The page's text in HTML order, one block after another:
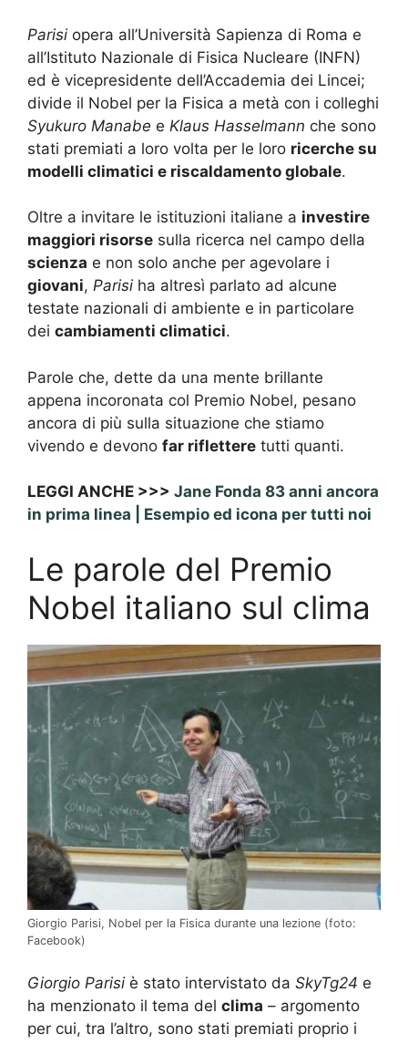
Parisi opera all’Università Sapienza di Roma e
all’Istituto Nazionale di Fisica Nucleare (INFN)
ed è vicepresidente dell’Accademia dei Lincei;
divide il Nobel per la Fisica a metà con i colleghi
Syukuro Manabe e Klaus Hasselmann che sono
stati premiati a loro volta per le loro ricerche su
modelli climatici e riscaldamento globale.
Oltre a invitare le istituzioni italiane a investire
maggiori risorse sulla ricerca nel campo della
scienza e non solo anche per agevolare i
giovani, Parisi ha altresì parlato ad alcune
testate nazionali di ambiente e in particolare
dei cambiamenti climatici.
Parole che, dette da una mente brillante
appena incoronata col Premio Nobel, pesano
ancora di più sulla situazione che stiamo
vivendo e devono far riflettere tutti quanti.
LEGGI ANCHE >>> Jane Fonda 83 anni ancora
in prima linea | Esempio ed icona per tutti noi
Le parole del Premio
Nobel italiano sul clima
Giorgio Parisi, Nobel per la Fisica durante una lezione (foto:
Facebook)
Giorgio Parisi è stato intervistato da SkyTg24 e
ha menzionato il tema del clima – argomento
per cui, tra l’altro, sono stati premiati proprio i